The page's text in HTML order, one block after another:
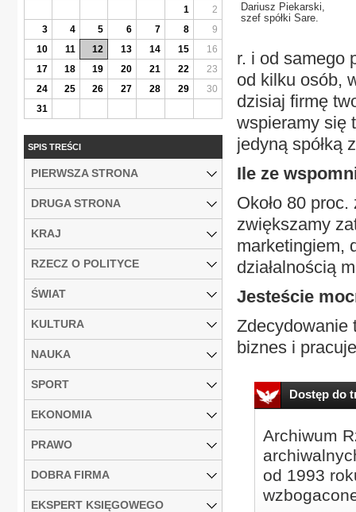
Dariusz Piekarski,
szef spółki Sare.
r. i od samego
od kilku osób,
dzisiaj firmę
wspieramy się
jedyną spółką
Ile ze
Około 80
zwiększamy
marketingiem,
działalnością
Jesteście
Zdecydowanie
biznes i
Dostęp do
Archiwum
od 1993
1
2
3
4 5 6 7 8
9
10
11 12 13 14 15
16
17
18 19 20 21 22
23
24
25 26 27 28 29
30
31
SPIS TREŚCI
PIERWSZA STRONA
DRUGA STRONA
KRAJ
RZECZ O POLITYCE
ŚWIAT
KULTURA
NAUKA
SPORT
EKONOMIA
PRAWO
DOBRA FIRMA
EKSPERT KSIĘGOWEGO